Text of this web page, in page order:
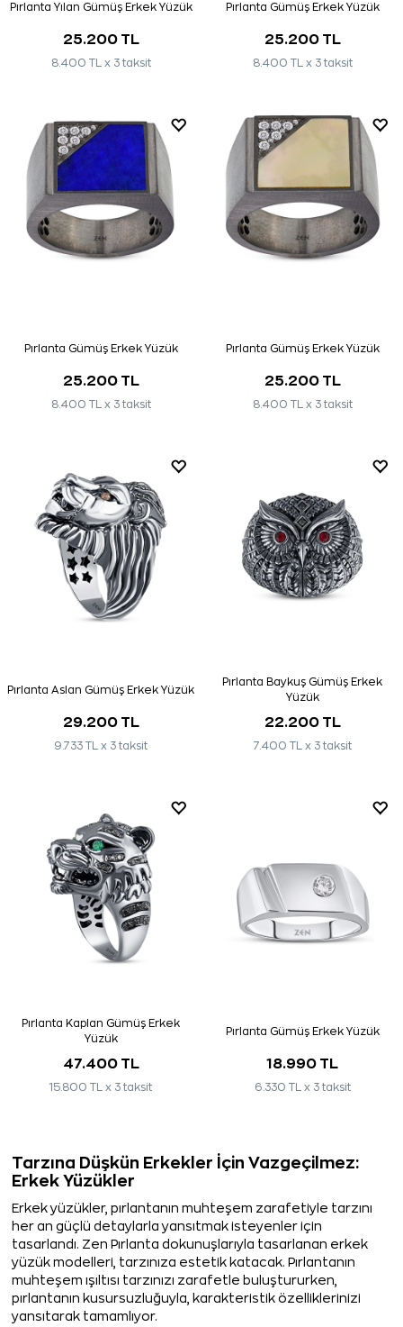
Pırlanta Yılan Gümüş Erkek Yüzük
25.200 TL
8.400 TL x 3 taksit
Pırlanta Gümüş Erkek Yüzük
25.200 TL
8.400 TL x 3 taksit
Pırlanta Gümüş Erkek Yüzük
25.200 TL
8.400 TL x 3 taksit
Pırlanta Gümüş Erkek Yüzük
25.200 TL
8.400 TL x 3 taksit
Pırlanta Aslan Gümüş Erkek Yüzük
29.200 TL
9.733 TL x 3 taksit
Pırlanta Baykuş Gümüş Erkek
Yüzük
22.200 TL
7.400 TL x 3 taksit
Pırlanta Kaplan Gümüş Erkek
Yüzük
47.400 TL
15.800 TL x 3 taksit
Pırlanta Gümüş Erkek Yüzük
18.990 TL
6.330 TL x 3 taksit
Tarzına Düşkün Erkekler İçin Vazgeçilmez:
Erkek Yüzükler
Erkek yüzükler, pırlantanın muhteşem zarafetiyle tarzını
her an güçlü detaylarla yansıtmak isteyenler için
tasarlandı. Zen Pırlanta dokunuşlarıyla tasarlanan erkek
yüzük modelleri, tarzınıza estetik katacak. Pırlantanın
muhteşem ışıltısı tarzınızı zarafetle buluştururken,
pırlantanın kusursuzluğuyla, karakteristik özelliklerinizi
yansıtarak tamamlıyor.